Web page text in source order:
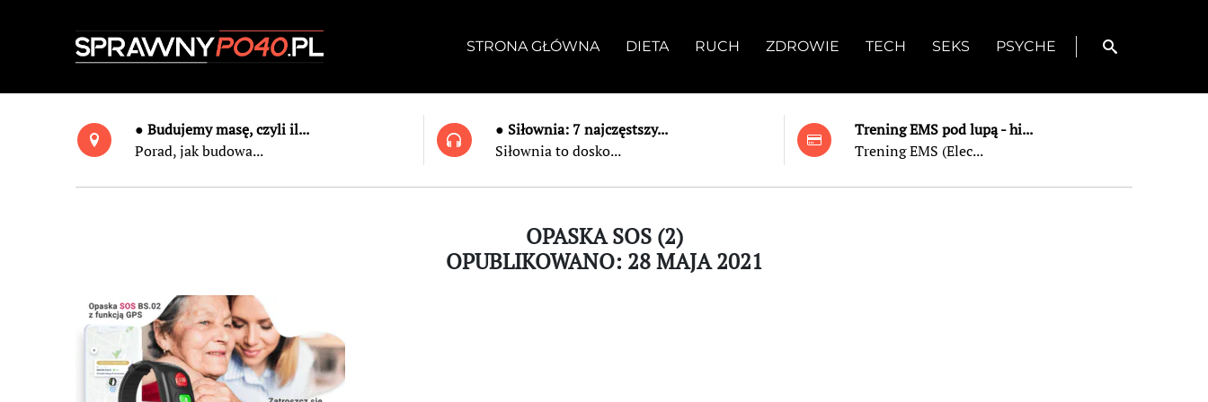
STRONA GŁÓWNA DIETA RUCH ZDROWIE TECH SEKS PSYCHE
● Budujemy masę, czyli il...
Porad, jak budowa...
● Siłownia: 7 najczęstszy...
Siłownia to dosko...
Trening EMS pod lupą - hi...
Trening EMS (Elec...
OPASKA SOS (2)
OPUBLIKOWANO: 28 MAJA 2021